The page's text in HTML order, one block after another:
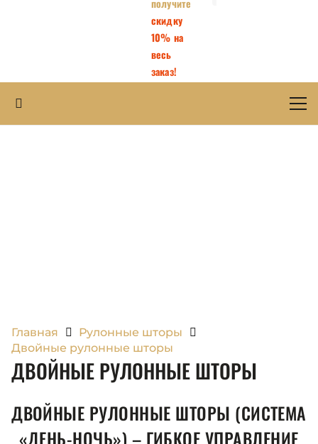
получите
скидку
10% на
весь
заказ!
Главная
Рулонные шторы
Двойные рулонные шторы
ДВОЙНЫЕ РУЛОННЫЕ ШТОРЫ
ДВОЙНЫЕ РУЛОННЫЕ ШТОРЫ (СИСТЕМА
«ДЕНЬ-НОЧЬ») – ГИБКОЕ УПРАВЛЕНИЕ